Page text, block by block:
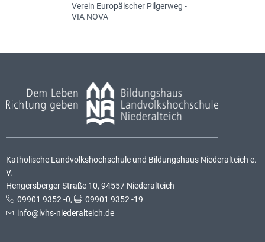
Verein Europäischer Pilgerweg -
VIA NOVA
Katholische Landvolkshochschule und Bildungshaus Niederalteich e.
V.
Hengersberger Straße 10, 94557 Niederalteich
09901 9352 -0,
09901 9352 -19
info@lvhs-niederalteich.de